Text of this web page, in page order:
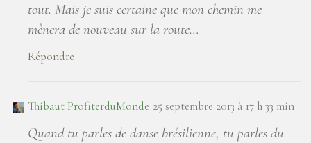
tout. Mais je suis certaine que mon chemin me
mènera de nouveau sur la route…
Répondre
Thibaut ProfiterduMonde 25 septembre 2013 à 17 h 33 min
Quand tu parles de danse brésilienne, tu parles du